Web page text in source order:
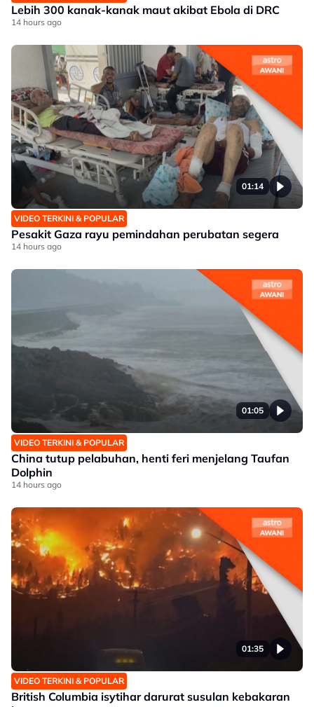
Lebih 300 kanak-kanak maut akibat Ebola di DRC
14 hours ago
01:14
VIDEO TERKINI & POPULAR
Pesakit Gaza rayu pemindahan perubatan segera
14 hours ago
01:05
VIDEO TERKINI & POPULAR
China tutup pelabuhan, henti feri menjelang Taufan
Dolphin
14 hours ago
01:35
VIDEO TERKINI & POPULAR
British Columbia isytihar darurat susulan kebakaran